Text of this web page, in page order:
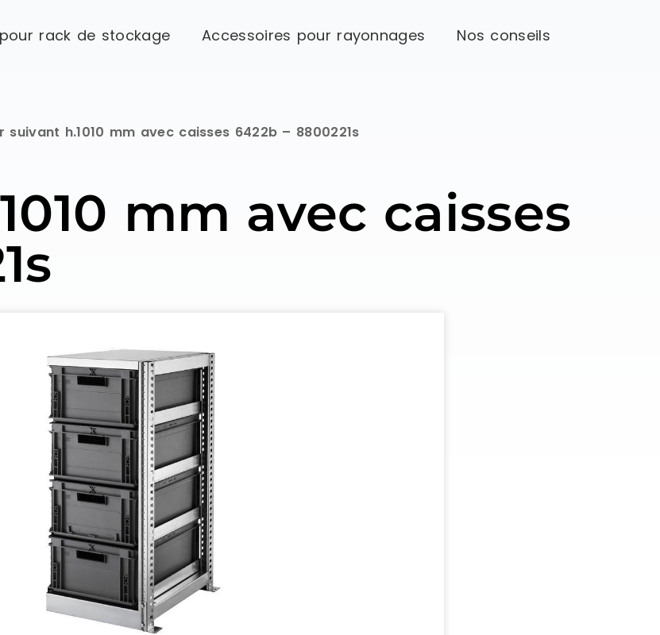
rack de stockage Accessoires pour rayonnages Nos conseils
suivant h.1010 mm avec caisses 6422b – 8800221s
mm avec caisses